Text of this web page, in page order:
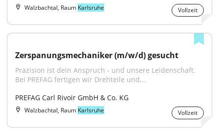
Walzbachtal, Raum Karlsruhe Vollzeit
Zerspanungsmechaniker (m/w/d) gesucht
Präzision ist dein Anspruch - und unsere Leidenschaft.
Bei PREFAG fertigen wir Drehteile und...
PREFAG Carl Rivoir GmbH & Co. KG
Walzbachtal, Raum Karlsruhe Vollzeit